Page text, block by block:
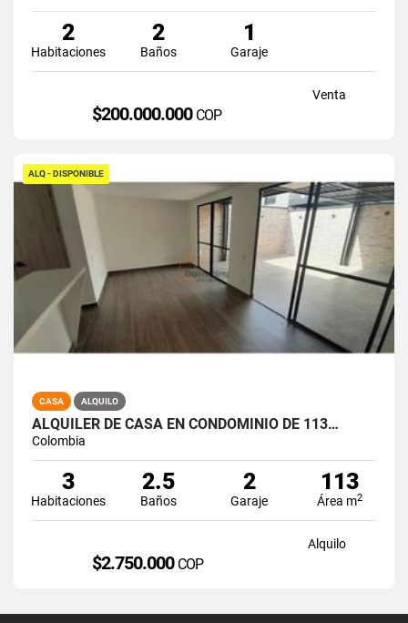
2
Habitaciones
2
Baños
1
Garaje
Venta
$200.000.000 COP
ALQ - DISPONIBLE
CASA ALQUILO
ALQUILER DE CASA EN CONDOMINIO DE 113…
Colombia
3
Habitaciones
2.5
Baños
2
Garaje
113
Área m2
Alquilo
$2.750.000 COP